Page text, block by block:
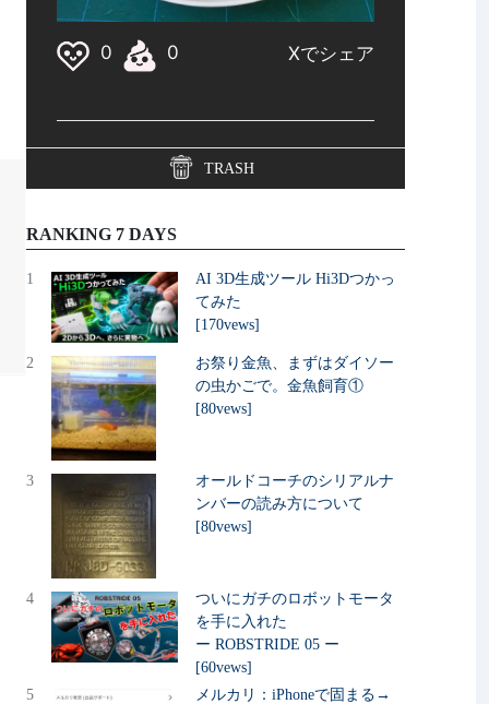
TRASH
RANKING 7 DAYS
1
AI 3D生成ツール Hi3Dつかっ
てみた
[170vews]
2
お祭り金魚、まずはダイソー
の虫かごで。金魚飼育①
[80vews]
3
オールドコーチのシリアルナ
ンバーの読み方について
[80vews]
4
ついにガチのロボットモータ
を手に入れた
ー ROBSTRIDE 05 ー
[60vews]
5
メルカリ：iPhoneで固まる→